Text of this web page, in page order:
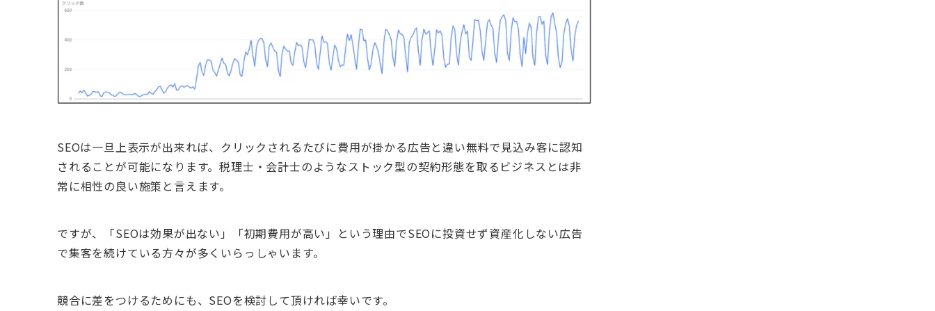
SEOは一旦上表示が出来れば、クリックされるたびに費用が掛かる広告と違い無料で見込み客に認知
されることが可能になります。税理士・会計士のようなストック型の契約形態を取るビジネスとは非
常に相性の良い施策と言えます。
ですが、「SEOは効果が出ない」「初期費用が高い」という理由でSEOに投資せず資産化しない広告
で集客を続けている方々が多くいらっしゃいます。
競合に差をつけるためにも、SEOを検討して頂ければ幸いです。